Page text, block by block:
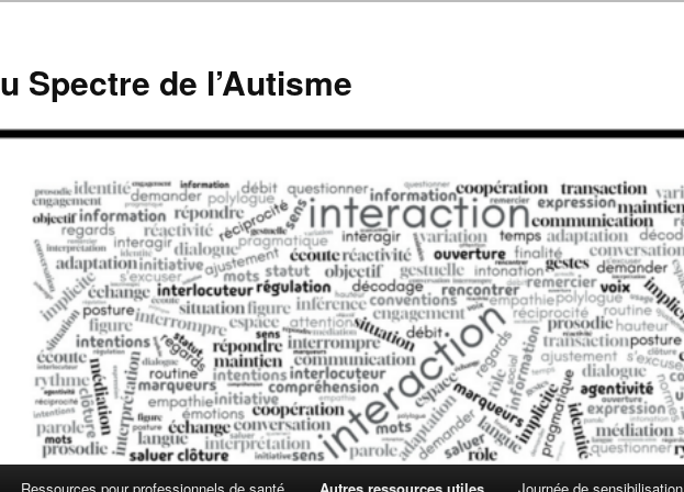
Spectre de l’Autisme